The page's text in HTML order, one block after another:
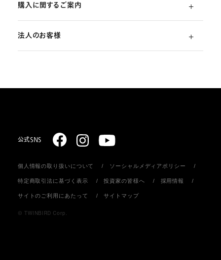
よくあるご質問
部品・消耗品のご注文
購入に関するご案内
ご利用ガイド（初めての方）
お届けについて
返品・キャンセル
法人のお客様
公式SNS
個人情報の取り扱いについて ソーシャルメディアポリシー
特定商取引法に基づく表示 投資家の皆様へ 採用情報
サイトのご利用にあたって サイトマップ
© TWINBIRD Corp.